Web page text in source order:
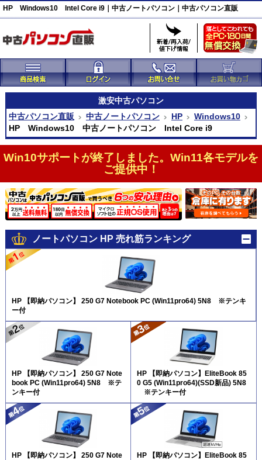
HP Windows10 Intel Core i9｜中古ノートパソコン｜中古パソコン直販
激安中古パソコン
中古パソコン直販
中古ノートパソコン HP
Windows10
HP Windows10 中古ノートパソコン Intel Core i9
Win10サポートが終了しました。Win11各モデルを
ご提供中！
ノートパソコン HP 売れ筋ランキング
HP 【即納パソコン】 250 G7 Notebook PC (Win11pro64) 5N8 ※テンキ
ー付
HP 【即納パソコン】 250 G7 Note
book PC (Win11pro64) 5N8 ※テ
ンキー付
HP 【即納パソコン】EliteBook 85
0 G5 (Win11pro64)(SSD新品) 5N8
※テンキー付
HP 【即納パソコン】 250 G7 Note
HP 【即納パソコン】EliteBook 85